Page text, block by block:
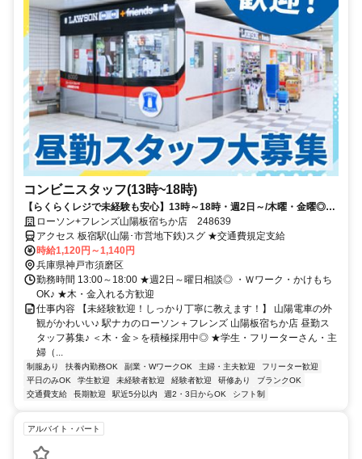
コンビニスタッフ(13時~18時)
【らくらくレジで未経験も安心】13時～18時・週2日～/木曜・金曜◎主
婦・フリーター・学生と幅広く活躍中♪
ローソン+フレンズ山陽板宿ちか店 248639
アクセス 板宿駅(山陽･市営地下鉄)スグ ★交通費規定支給
時給1,120円～1,140円
兵庫県神戸市須磨区
勤務時間 13:00～18:00 ★週2日～曜日相談◎ ・Ｗワーク・かけもち
OK♪ ★木・金入れる方歓迎
仕事内容 【未経験歓迎！しっかり丁寧に教えます！】 山陽電車の外
観がかわいい♪ 駅ナカのローソン＋フレンズ 山陽板宿ちか店 昼勤ス
タッフ募集♪ ＜木・金＞を積極採用中◎ ★学生・フリーターさん・主
婦（...
制服あり 扶養内勤務OK 副業・WワークOK 主婦・主夫歓迎
フリーター歓迎
平日のみOK
学生歓迎 未経験者歓迎 経験者歓迎 研修あり
ブランクOK
交通費支給
長期歓迎 駅近5分以内 週2・3日からOK シフト制
アルバイト・パート